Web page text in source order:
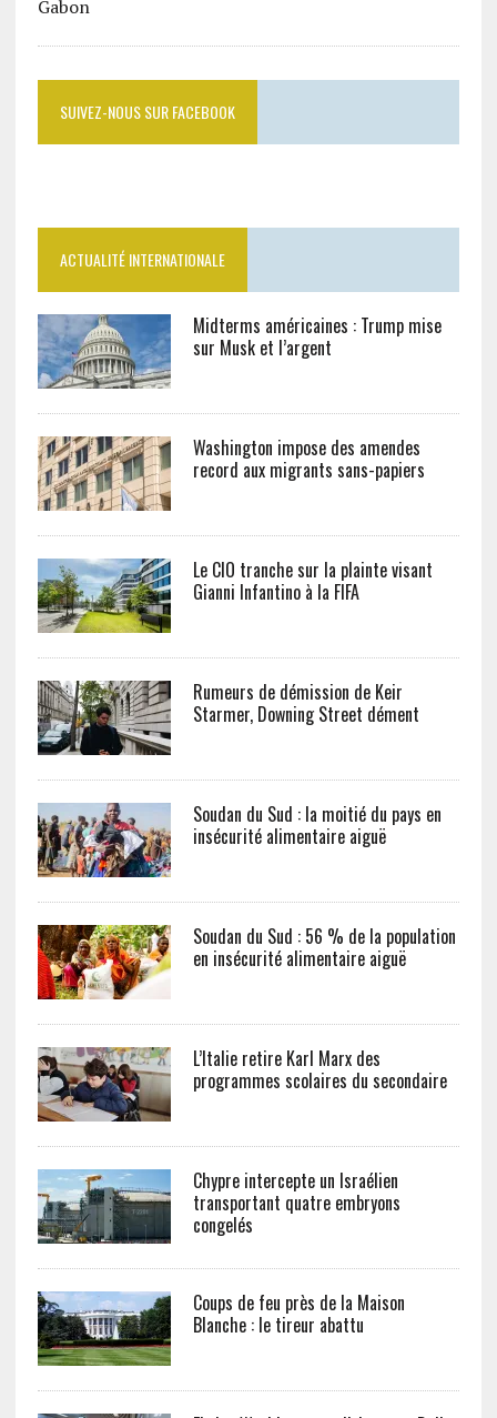
SUIVEZ-NOUS SUR FACEBOOK
ACTUALITÉ INTERNATIONALE
Midterms américaines : Trump mise
sur Musk et l’argent
Washington impose des amendes
record aux migrants sans-papiers
Le CIO tranche sur la plainte visant
Gianni Infantino à la FIFA
Rumeurs de démission de Keir
Starmer, Downing Street dément
Soudan du Sud : la moitié du pays en
insécurité alimentaire aiguë
Soudan du Sud : 56 % de la population
en insécurité alimentaire aiguë
L’Italie retire Karl Marx des
programmes scolaires du secondaire
Chypre intercepte un Israélien
transportant quatre embryons
congelés
Coups de feu près de la Maison
Blanche : le tireur abattu